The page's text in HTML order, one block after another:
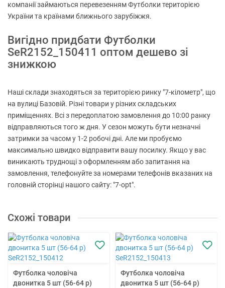
компанії займаються перевезенням Футболки територією
України та країнами ближнього зарубіжжя.
Вигідно придбати Футболки
SeR2152_150411 оптом дешево зі
знижкою
Наші склади знаходяться за територією ринку "7-кілометр", що
на вулиці Базовій. Різні товари у різних складських
приміщеннях. Всі з передоплатою замовлення до 10:00 ранку
відправляються того ж дня. У сезон можуть бути незначні
затримки за часом у 1-2 робочі дні. Але ми пробуємо
максимально швидко відправити вашу посилку. Якщо у вас
виникають труднощі з оформленням або запитання на
замовлення, телефонуйте за номерами телефонів вказаних на
головній сторінці нашого сайту: "7-opt".
Схожі товари
Футболка чоловіча
двонитка 5 шт (56-64 р)
Футболка чоловіча
двонитка 5 шт (56-64 р)